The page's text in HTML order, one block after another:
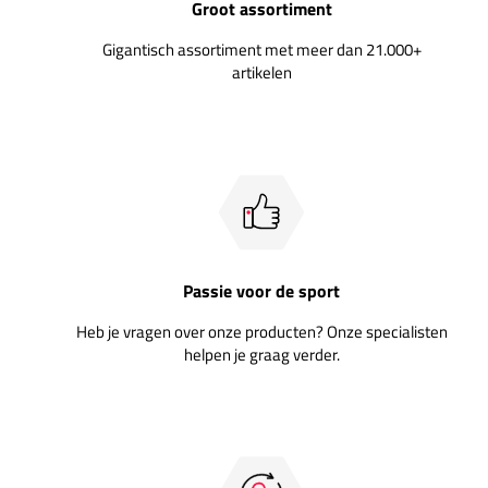
Groot assortiment
Gigantisch assortiment met meer dan 21.000+
artikelen
Passie voor de sport
Heb je vragen over onze producten? Onze specialisten
helpen je graag verder.